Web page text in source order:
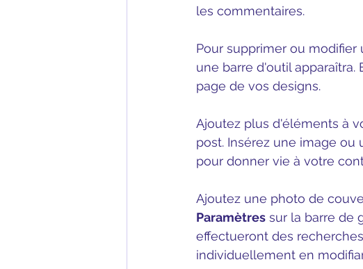
les commentaires.
Pour supprimer ou
une barre d'outil
page de vos designs.
Ajoutez plus d'éléments à
post. Insérez une image ou
pour donner vie à votre
Ajoutez une photo de
Paramètres sur la barre de
effectueront des
individuellement en